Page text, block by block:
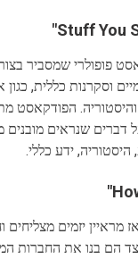
פופולרי שמסביר
וסקרנות כללית,
והיסטוריה. הפודקאסט
דברים שנראים מובנים
היסטוריה, ידע כללי.
מראיין יזמים מצליחים
הם בנו את החברות